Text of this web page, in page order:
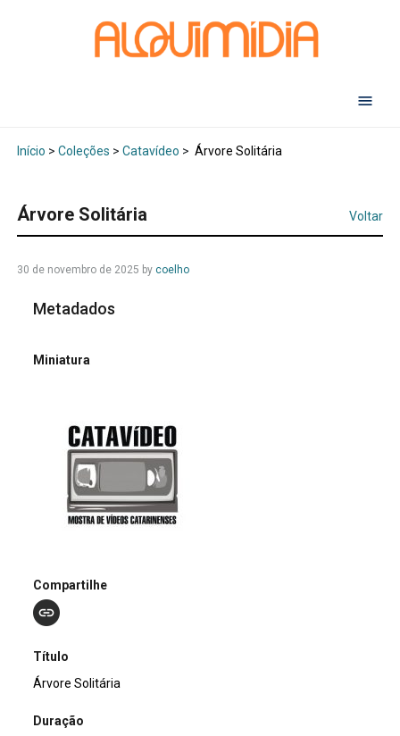
Início > Coleções > Catavídeo > Árvore Solitária
Árvore Solitária Voltar
30 de novembro de 2025 by coelho
Metadados
Miniatura
Compartilhe
Título
Árvore Solitária
Duração